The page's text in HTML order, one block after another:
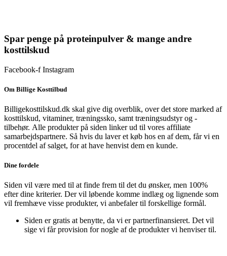
Spar penge på proteinpulver & mange andre
kosttilskud
Facebook-f Instagram
Om Billige Kosttilbud
Billigekosttilskud.dk skal give dig overblik, over det store marked af
kosttilskud, vitaminer, træningssko, samt træningsudstyr og -
tilbehør. Alle produkter på siden linker ud til vores affiliate
samarbejdspartnere. Så hvis du laver et køb hos en af dem, får vi en
procentdel af salget, for at have henvist dem en kunde.
Dine fordele
Siden vil være med til at finde frem til det du ønsker, men 100%
efter dine kriterier. Der vil løbende komme indlæg og lignende som
vil fremhæve visse produkter, vi anbefaler til forskellige formål.
Siden er gratis at benytte, da vi er partnerfinansieret. Det vil
sige vi får provision for nogle af de produkter vi henviser til.